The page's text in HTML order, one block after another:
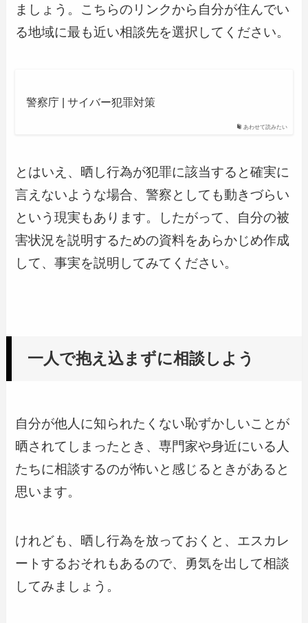
ましょう。こちらのリンクから自分が住んでい
る地域に最も近い相談先を選択してください。
あわせて読みたい
警察庁 | サイバー犯罪対策
とはいえ、晒し行為が犯罪に該当すると確実に
言えないような場合、警察としても動きづらい
という現実もあります。したがって、自分の被
害状況を説明するための資料をあらかじめ作成
して、事実を説明してみてください。
一人で抱え込まずに相談しよう
自分が他人に知られたくない恥ずかしいことが
晒されてしまったとき、専門家や身近にいる人
たちに相談するのが怖いと感じるときがあると
思います。
けれども、晒し行為を放っておくと、エスカレ
ートするおそれもあるので、勇気を出して相談
してみましょう。